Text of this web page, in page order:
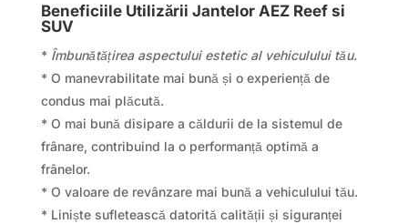
Beneficiile Utilizării Jantelor AEZ Reef si
SUV
* Îmbunătățirea aspectului estetic al vehiculului tău.
* O manevrabilitate mai bună și o experiență de
condus mai plăcută.
* O mai bună disipare a căldurii de la sistemul de
frânare, contribuind la o performanță optimă a
frânelor.
* O valoare de revânzare mai bună a vehiculului tău.
* Liniște sufletească datorită calității și siguranței